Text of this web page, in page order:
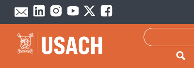
Passar para o conteúdo principal